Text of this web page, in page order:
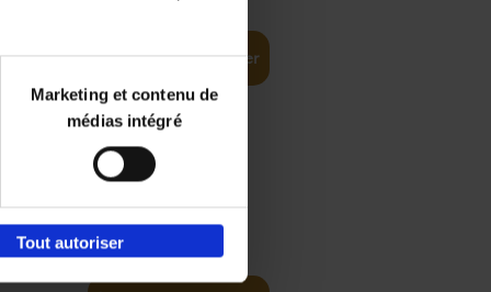
Marketing et contenu de
médias intégré
Tout autoriser
Ajouter au panier
€37,50